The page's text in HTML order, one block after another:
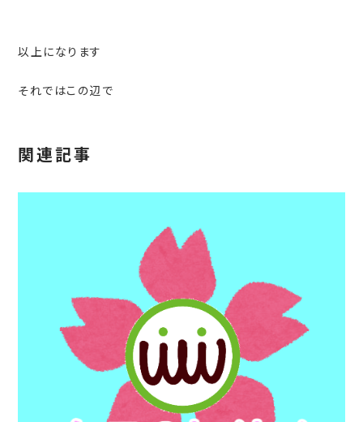
以上になります
それではこの辺で
関連記事